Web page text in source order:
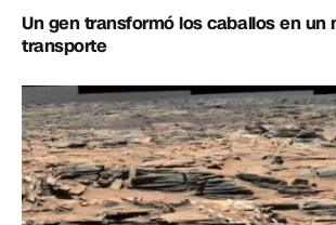
Un gen transformó los caballos en un
transporte